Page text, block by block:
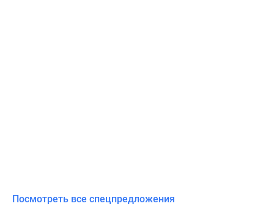
Посмотреть все спецпредложения